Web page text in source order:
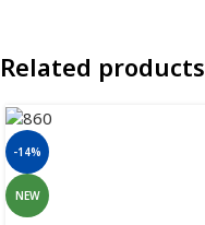
Related products
-14%
NEW